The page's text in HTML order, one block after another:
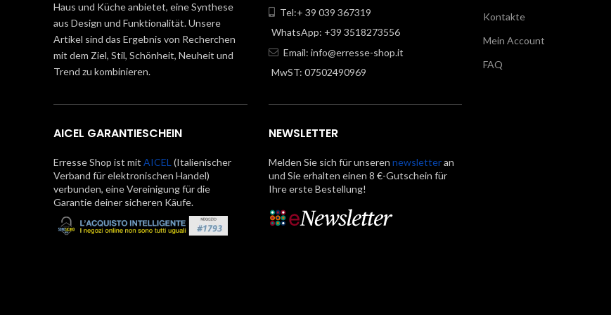
Haus und Küche anbietet, eine Synthese
aus Design und Funktionalität. Unsere
Artikel sind das Ergebnis von Recherchen
mit dem Ziel, Stil, Schönheit, Neuheit und
Trend zu kombinieren.
AICEL GARANTIESCHEIN
Erresse Shop ist mit AICEL (Italienischer
Verband für elektronischen Handel)
verbunden, eine Vereinigung für die
Garantie deiner sicheren Käufe.
Tel:+ 39 039 367319
WhatsApp: +39 3518273556
Email: info@erresse-shop.it
MwST: 07502490969
NEWSLETTER
Melden Sie sich für unseren newsletteran
und Sie erhalten einen 8 €-Gutschein für
Ihre erste Bestellung!
Kontakte
Mein Account
FAQ